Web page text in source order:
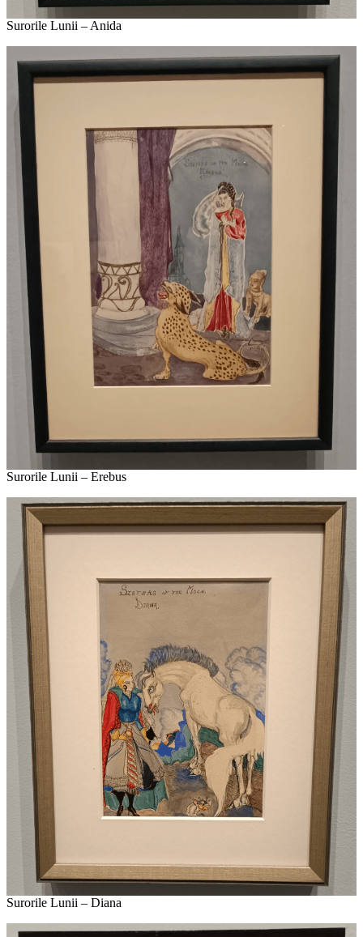
Surorile Lunii – Anida
Surorile Lunii – Erebus
Surorile Lunii – Diana